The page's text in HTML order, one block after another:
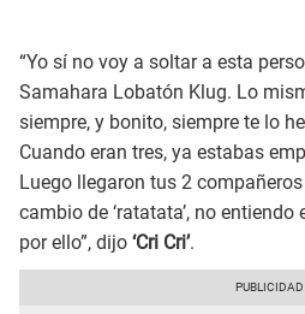
“Yo sí no voy a soltar a esta
Samahara Lobatón Klug. Lo
siempre, y bonito, siempre te lo
Cuando eran tres, ya estabas
Luego llegaron tus 2
cambio de ‘ratatata’, no
por ello”, dijo ‘Cri Cri’.